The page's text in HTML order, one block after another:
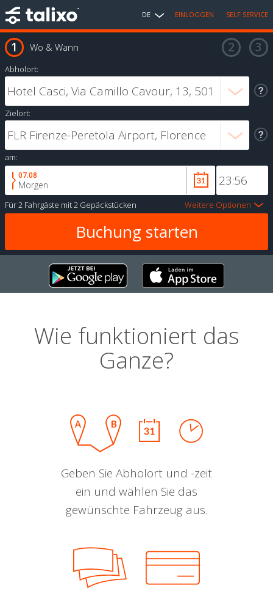
DE EINLOGGEN SELF SERVICE
Wo & Wann
Abholort:
Zielort:
am:
07.08
Morgen
Für2 Fahrgäste mit2 Gepäckstücken Weitere Optionen
Wie funktioniert das
Ganze?
Geben Sie Abholort und -zeit
ein und wählen Sie das
gewünschte Fahrzeug aus.